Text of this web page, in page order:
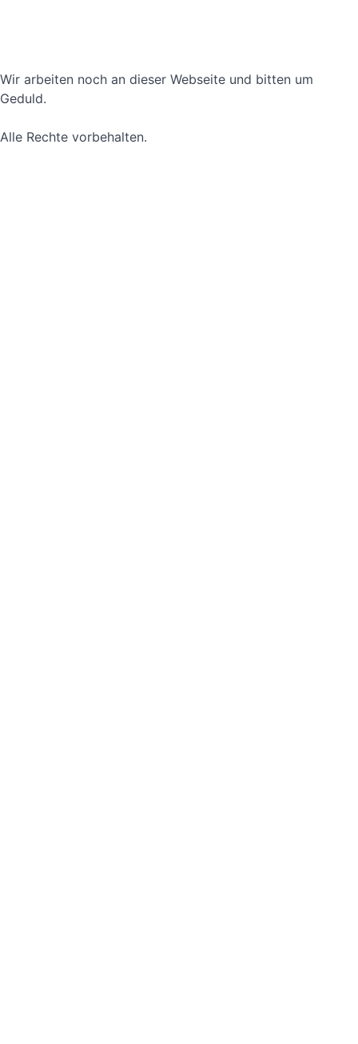
Wir arbeiten noch an dieser Webseite und bitten um
Geduld.
Alle Rechte vorbehalten.